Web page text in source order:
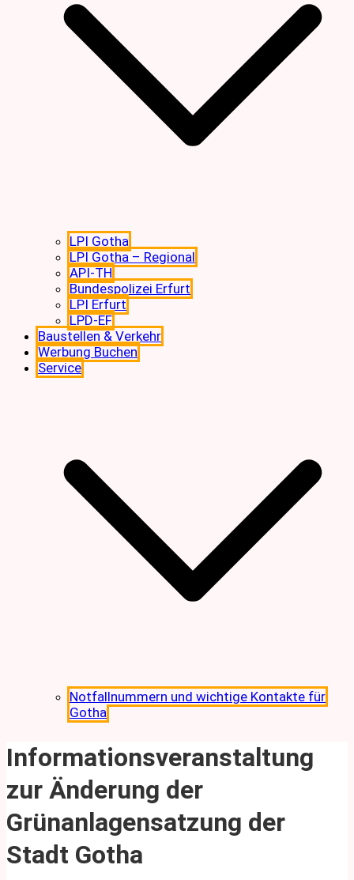
LPI Gotha
LPI Gotha – Regional
API-TH
Bundespolizei Erfurt
LPI Erfurt
LPD-EF
Baustellen & Verkehr
Werbung Buchen
Service
Notfallnummern und wichtige Kontakte für
Gotha
Informationsveranstaltung
zur Änderung der
Grünanlagensatzung der
Stadt Gotha